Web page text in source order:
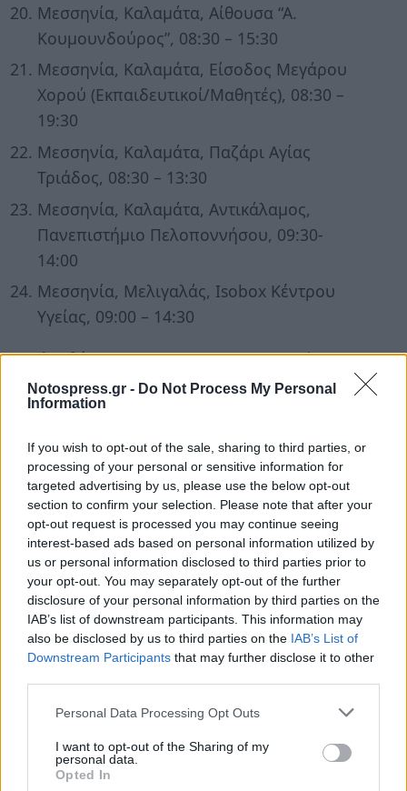
Notospress.gr - Do Not Process My Personal
Information
If you wish to opt-out of the sale, sharing to third parties, or
processing of your personal or sensitive information for
targeted advertising by us, please use the below opt-out
section to confirm your selection. Please note that after your
opt-out request is processed you may continue seeing
interest-based ads based on personal information utilized by
us or personal information disclosed to third parties prior to
your opt-out. You may separately opt-out of the further
disclosure of your personal information by third parties on the
IAB’s list of downstream participants. This information may
also be disclosed by us to third parties on the IAB’s List of
Downstream Participants that may further disclose it to other
Personal Data Processing Opt Outs
I want to opt-out of the Sharing of my
personal data.
Opted In
Μεσσηνία, Καλαμάτα, Αίθουσα “Α.
Κουμουνδούρος”, 08:30 – 15:30
Μεσσηνία, Καλαμάτα, Είσοδος Μεγάρου
Χορού (Εκπαιδευτικοί/Μαθητές), 08:30 –
19:30
Μεσσηνία, Καλαμάτα, Παζάρι Αγίας
Τριάδος, 08:30 – 13:30
Μεσσηνία, Καλαμάτα, Αντικάλαμος,
Πανεπιστήμιο Πελοποννήσου, 09:30-
14:00
Μεσσηνία, Μελιγαλάς, Isobox Κέντρου
Υγείας, 09:00 – 14:30
Ακολουθήστε τοnotospress.grστο Google News και
μάθετε πρώτοιόλες τις ειδήσεις
TAGS: ΚΟΡΟΝΟΪΟΣ ΕΟΔΥ RAPID TEST